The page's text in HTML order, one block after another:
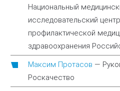
Национальный
исследовательский
профилактической
здравоохранения
Максим Протасов —
Роскачество